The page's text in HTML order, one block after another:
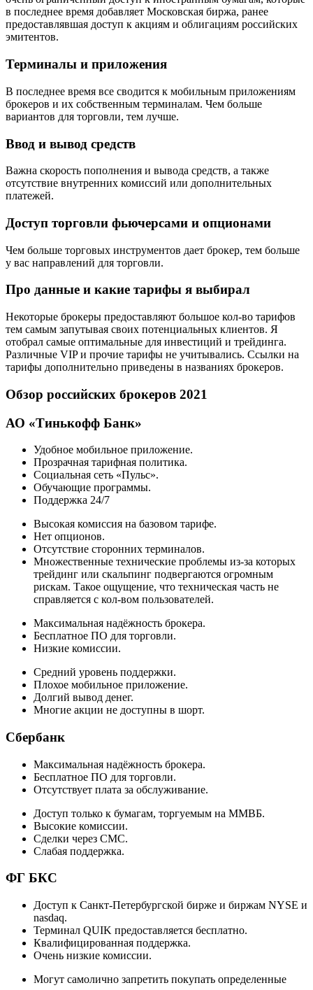
в последнее время добавляет Московская биржа, ранее
предоставлявшая доступ к акциям и облигациям российских
эмитентов.
Терминалы и приложения
В последнее время все сводится к мобильным приложениям
брокеров и их собственным терминалам. Чем больше
вариантов для торговли, тем лучше.
Ввод и вывод средств
Важна скорость пополнения и вывода средств, а также
отсутствие внутренних комиссий или дополнительных
платежей.
Доступ торговли фьючерсами и опционами
Чем больше торговых инструментов дает брокер, тем больше
у вас направлений для торговли.
Про данные и какие тарифы я выбирал
Некоторые брокеры предоставляют большое кол-во тарифов
тем самым запутывая своих потенциальных клиентов. Я
отобрал самые оптимальные для инвестиций и трейдинга.
Различные VIP и прочие тарифы не учитывались. Ссылки на
тарифы дополнительно приведены в названиях брокеров.
Обзор российских брокеров 2021
АО «Тинькофф Банк»
Удобное мобильное приложение.
Прозрачная тарифная политика.
Социальная сеть «Пульс».
Обучающие программы.
Поддержка 24/7
Высокая комиссия на базовом тарифе.
Нет опционов.
Отсутствие сторонних терминалов.
Множественные технические проблемы из-за которых
трейдинг или скальпинг подвергаются огромным
рискам. Такое ощущение, что техническая часть не
справляется с кол-вом пользователей.
Максимальная надёжность брокера.
Бесплатное ПО для торговли.
Низкие комиссии.
Средний уровень поддержки.
Плохое мобильное приложение.
Долгий вывод денег.
Многие акции не доступны в шорт.
Сбербанк
Максимальная надёжность брокера.
Бесплатное ПО для торговли.
Отсутствует плата за обслуживание.
Доступ только к бумагам, торгуемым на ММВБ.
Высокие комиссии.
Сделки через СМС.
Слабая поддержка.
ФГ БКС
Доступ к Санкт-Петербургской бирже и биржам NYSE и
nasdaq.
Терминал QUIK предоставляется бесплатно.
Квалифицированная поддержка.
Очень низкие комиссии.
Могут самолично запретить покупать определенные